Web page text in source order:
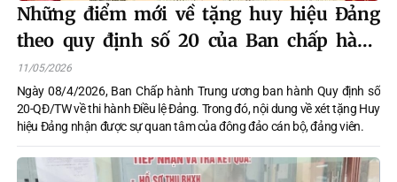
Những điểm mới về tặng huy hiệu Đảng
theo quy định số 20 của Ban chấp hành
Trung ương Đảng
11/05/2026
Ngày 08/4/2026, Ban Chấp hành Trung ương ban hành Quy định số
20-QĐ/TW về thi hành Điều lệ Đảng. Trong đó, nội dung về xét tặng Huy
hiệu Đảng nhận được sự quan tâm của đông đảo cán bộ, đảng viên.